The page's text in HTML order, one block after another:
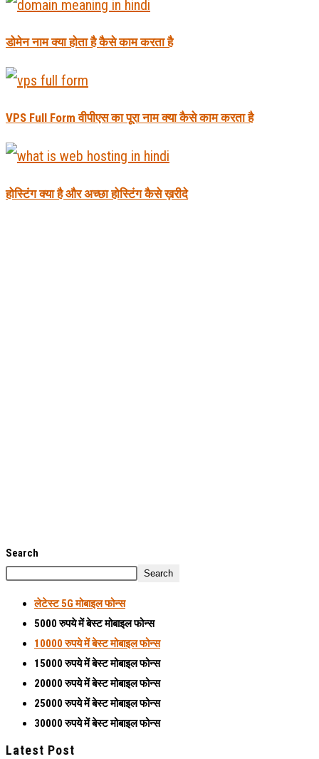
डोमेन नाम क्या होता है कैसे काम करता है
VPS Full Form वीपीएस का पूरा नाम क्या कैसे काम करता है
होस्टिंग क्या है और अच्छा होस्टिंग कैसे ख़रीदे
Search
Search
लेटेस्ट5G मोबाइल फोन्स
5000 रुपये में बेस्ट मोबाइल फोन्स
10000 रुपये में बेस्ट मोबाइल फोन्स
15000 रुपये में बेस्ट मोबाइल फोन्स
20000 रुपये में बेस्ट मोबाइल फोन्स
25000 रुपये में बेस्ट मोबाइल फोन्स
30000 रुपये में बेस्ट मोबाइल फोन्स
Latest Post